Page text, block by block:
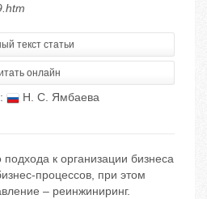
текст статьи
онлайн
Н. С. Ямбаева
к организации бизнеса
процессов, при этом
– реинжиниринг.